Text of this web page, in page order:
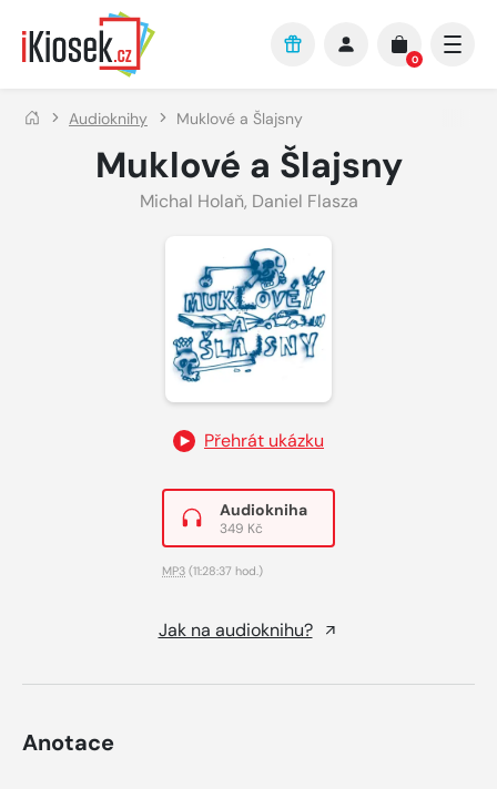
Přejít na hlavní obsah
0
Audioknihy Muklové a Šlajsny
Muklové a Šlajsny
Michal Holaň, Daniel Flasza
Přehrát ukázku
Audiokniha
349 Kč
MP3 (11:28:37 hod.)
Jak na audioknihu?
Anotace